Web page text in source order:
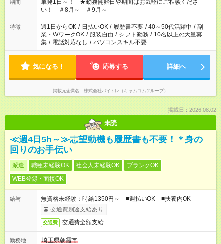
期間
単発1日～！ ★勤務開始日や期間はお気軽にご相談くださ
い！ ＃8月～ ＃9月～
特徴 週1日からOK / 日払いOK / 履歴書不要 / 40～50代活躍中 / 副
業・WワークOK / 服装自由 / シフト勤務 / 10名以上の大量募
集 / 電話対応なし / パソコンスキル不要
気になる！ 応募する 詳細へ
掲載元企業名 株式会社バイトレ（キャムコムグループ）
掲載日：2026.08.02
未読
≪週4日5h～≫志望動機も履歴書も不要！＊身の
回りのお手伝い
派遣 職種未経験OK 社会人未経験OK
ブランクOK
WEB登録・面接OK
給与
無資格未経験：時給1350円～ ■週払いOK ■扶養内OK
交通費別途支給あり
交通費 交通費全額支給
勤務地
埼玉県朝霞市